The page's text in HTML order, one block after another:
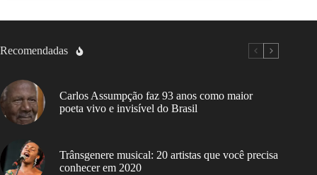
Recomendadas
Carlos Assumpção faz 93 anos como maior
poeta vivo e invisível do Brasil
Trânsgenere musical: 20 artistas que você precisa
conhecer em 2020